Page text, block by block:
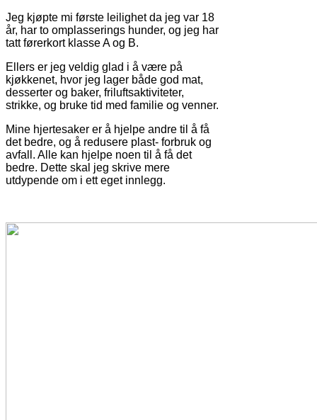
Jeg kjøpte mi første leilighet da jeg var 18
år, har to omplasserings hunder, og jeg har
tatt førerkort klasse A og B.
Ellers er jeg veldig glad i å være på
kjøkkenet, hvor jeg lager både god mat,
desserter og baker, friluftsaktiviteter,
strikke, og bruke tid med familie og venner.
Mine hjertesaker er å hjelpe andre til å få
det bedre, og å redusere plast- forbruk og
avfall. Alle kan hjelpe noen til å få det
bedre. Dette skal jeg skrive mere
utdypende om i ett eget innlegg.